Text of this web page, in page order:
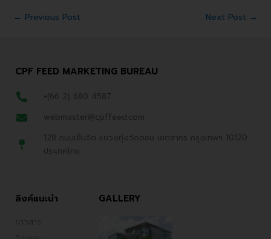
← Previous Post Next Post →
CPF FEED MARKETING BUREAU
+(66 2) 680 4587
webmaster@cpffeed.com
128 ถนนเย็นจิต แขวงทุ่งวัดดอน เขตสาทร กรุงเทพฯ 10120
ประเทศไทย
ลิงค์แนะนำ
ข่าวสาร
GALLERY